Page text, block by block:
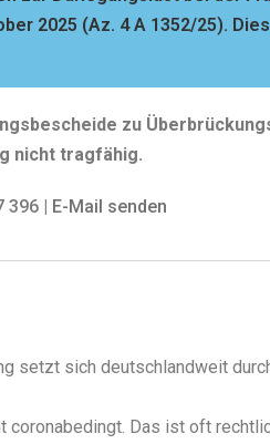
2025 (Az. 4 A 1352/25).
zu
nicht tragfähig.
396 | E-Mail senden
setzt sich deutschlandweit
Das ist oft